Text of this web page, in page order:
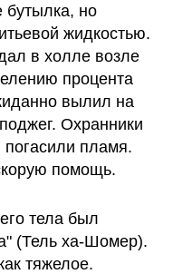
бутылка, но
жидкостью.
в холле возле
процента
вылил на
Охранники
погасили пламя.
помощь.
тела был
(Тель ха-Шомер).
тяжелое.